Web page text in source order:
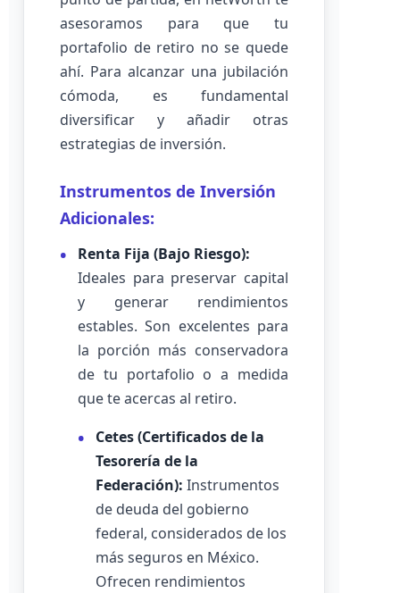
asesoramos para que tu
portafolio de retiro no se quede
ahí. Para alcanzar una jubilación
cómoda, es fundamental
diversificar y añadir otras
estrategias de inversión.
Instrumentos de Inversión
Adicionales:
Renta Fija (Bajo Riesgo):
Ideales para preservar capital
y generar rendimientos
estables. Son excelentes para
la porción más conservadora
de tu portafolio o a medida
que te acercas al retiro.
Cetes (Certificados de la
Tesorería de la
Federación): Instrumentos
de deuda del gobierno
federal, considerados de los
más seguros en México.
Ofrecen rendimientos